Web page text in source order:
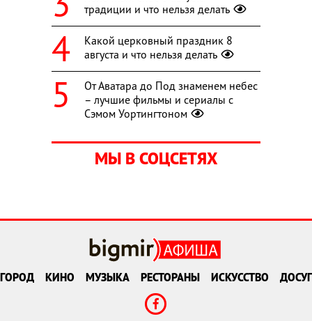
традиции и что нельзя делать
Какой церковный праздник 8
августа и что нельзя делать
От Аватара до Под знаменем небес
– лучшие фильмы и сериалы с
Сэмом Уортингтоном
МЫ В СОЦСЕТЯХ
ГОРОД КИНО МУЗЫКА РЕСТОРАНЫ ИСКУССТВО ДОСУГ